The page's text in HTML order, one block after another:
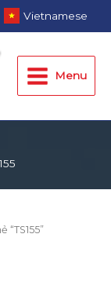
Vietnamese
MenuMenu